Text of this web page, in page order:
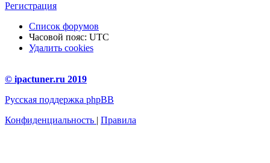
Регистрация
Список форумов
Часовой пояс: UTC
Удалить cookies
© ipactuner.ru 2019
Русская поддержка phpBB
Конфиденциальность | Правила